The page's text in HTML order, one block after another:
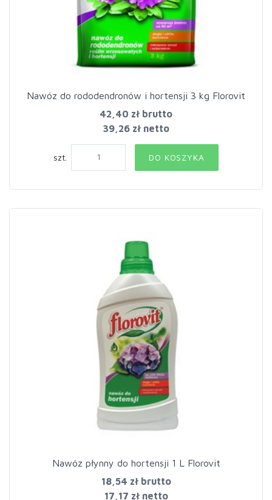
Nawóz do rododendronów i hortensji 3 kg Florovit
42,40 zł brutto
39,26 zł netto
szt. DO KOSZYKA
Nawóz płynny do hortensji 1 L Florovit
18,54 złbrutto
17,17 zł netto